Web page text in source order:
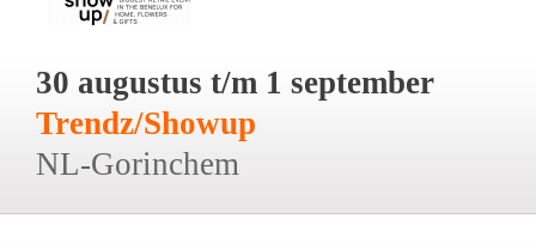
30 augustus t/m 1 september
Trendz/Showup
NL-Gorinchem